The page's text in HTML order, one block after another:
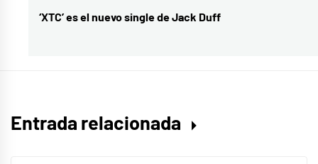
Italia,
Entrada
‘XTC’ es el nuevo single de Jack Duff
Entrada relacionada